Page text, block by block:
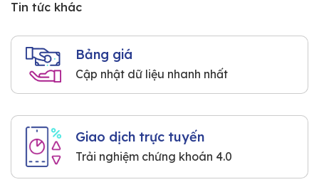
Tin tức khác
Bảng giá
Cập nhật dữ liệu nhanh nhất
Giao dịch trực tuyến
Trải nghiệm chứng khoán 4.0